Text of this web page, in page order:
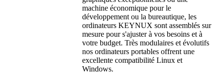
machine économique pour le
développement ou la bureautique, les
ordinateurs KEYNUX sont assemblés sur
mesure pour s'ajuster à vos besoins et à
votre budget. Très modulaires et évolutifs
nos ordinateurs portables offrent une
excellente compatibilité Linux et
Windows.